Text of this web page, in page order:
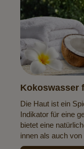
Kokoswasser
Die Haut ist ein
Indikator für eine
bietet eine
innen als auch